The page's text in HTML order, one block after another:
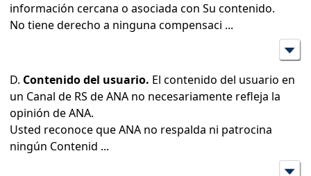
información cercana o asociada con Su contenido.
No tiene derecho a ninguna compensaci ...
D. Contenido del usuario. El contenido del usuario en
un Canal de RS de ANA no necesariamente refleja la
opinión de ANA.
Usted reconoce que ANA no respalda ni patrocina
ningún Contenid ...